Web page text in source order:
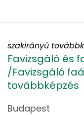
Favizsgáló és
/Favizsgáló
továbbképzés
Budapest
szakirányú